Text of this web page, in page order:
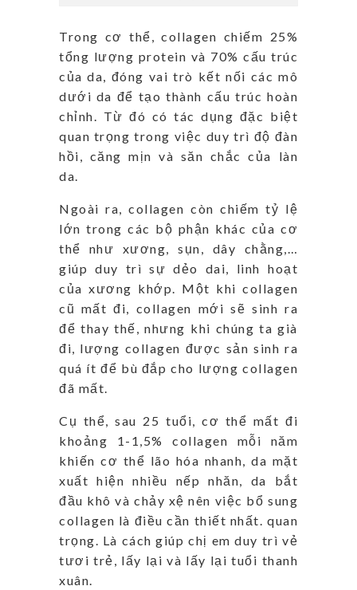
Trong cơ thể, collagen chiếm 25%
tổng lượng protein và 70% cấu trúc
của da, đóng vai trò kết nối các mô
dưới da để tạo thành cấu trúc hoàn
chỉnh. Từ đó có tác dụng đặc biệt
quan trọng trong việc duy trì độ đàn
hồi, căng mịn và săn chắc của làn
da.
Ngoài ra, collagen còn chiếm tỷ lệ
lớn trong các bộ phận khác của cơ
thể như xương, sụn, dây chằng,…
giúp duy trì sự dẻo dai, linh hoạt
của xương khớp. Một khi collagen
cũ mất đi, collagen mới sẽ sinh ra
để thay thế, nhưng khi chúng ta già
đi, lượng collagen được sản sinh ra
quá ít để bù đắp cho lượng collagen
đã mất.
Cụ thể, sau 25 tuổi, cơ thể mất đi
khoảng 1-1,5% collagen mỗi năm
khiến cơ thể lão hóa nhanh, da mặt
xuất hiện nhiều nếp nhăn, da bắt
đầu khô và chảy xệ nên việc bổ sung
collagen là điều cần thiết nhất. quan
trọng. Là cách giúp chị em duy trì vẻ
tươi trẻ, lấy lại và lấy lại tuổi thanh
xuân.